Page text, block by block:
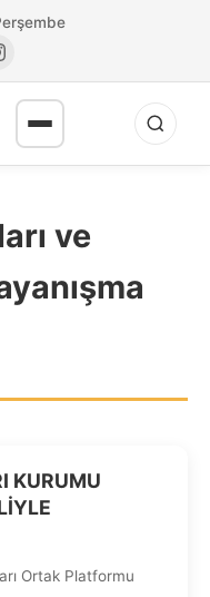
ve
KURUMU
Ortak Platformu